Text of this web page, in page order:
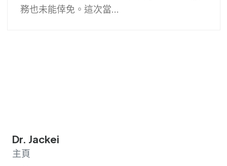
務也未能倖免。這次當...
Dr. Jackei
主頁